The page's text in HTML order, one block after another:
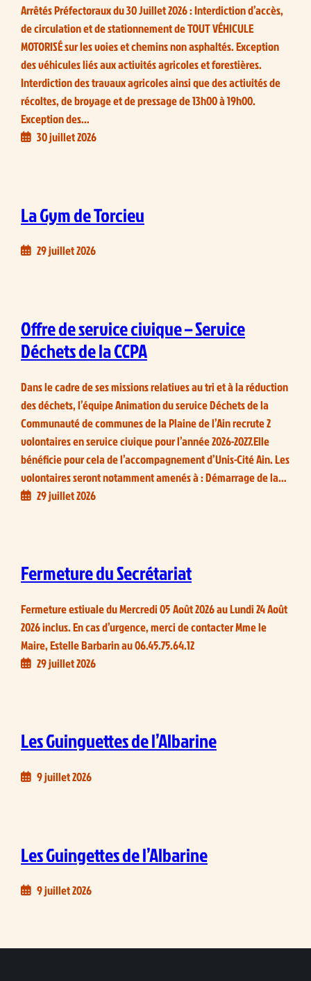
Arrêtés Préfectoraux du 30 Juillet 2026 : Interdiction d’accès,
de circulation et de stationnement de TOUT VÉHICULE
MOTORISÉ sur les voies et chemins non asphaltés. Exception
des véhicules liés aux activités agricoles et forestières.
Interdiction des travaux agricoles ainsi que des activités de
récoltes, de broyage et de pressage de 13h00 à 19h00.
Exception des…
30 juillet 2026
La Gym de Torcieu
29 juillet 2026
Offre de service civique – Service
Déchets de la CCPA
Dans le cadre de ses missions relatives au tri et à la réduction
des déchets, l’équipe Animation du service Déchets de la
Communauté de communes de la Plaine de l’Ain recrute 2
volontaires en service civique pour l’année 2026-2027.Elle
bénéficie pour cela de l’accompagnement d’Unis-Cité Ain. Les
volontaires seront notamment amenés à : Démarrage de la…
29 juillet 2026
Fermeture du Secrétariat
Fermeture estivale du Mercredi 05 Août 2026 au Lundi 24 Août
2026 inclus. En cas d’urgence, merci de contacter Mme le
Maire, Estelle Barbarin au 06.45.75.64.12
29 juillet 2026
Les Guinguettes de l’Albarine
9 juillet 2026
Les Guingettes de l’Albarine
9 juillet 2026